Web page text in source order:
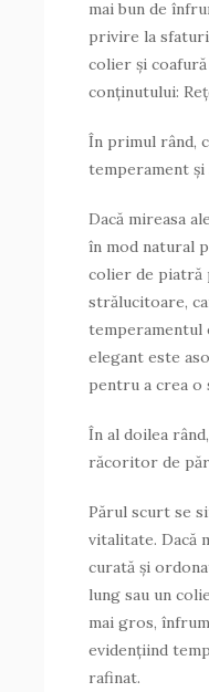
mai bun de
privire la
colier și coafură
conținutului:
În primul rând,
temperament
Dacă mireasa
în mod natural
colier de piatră
strălucitoare,
temperamentul
elegant este
pentru a crea o
În al doilea
răcoritor de
Părul scurt se
vitalitate. Dacă
curată și
lung sau un
mai gros,
evidențiind
rafinat.